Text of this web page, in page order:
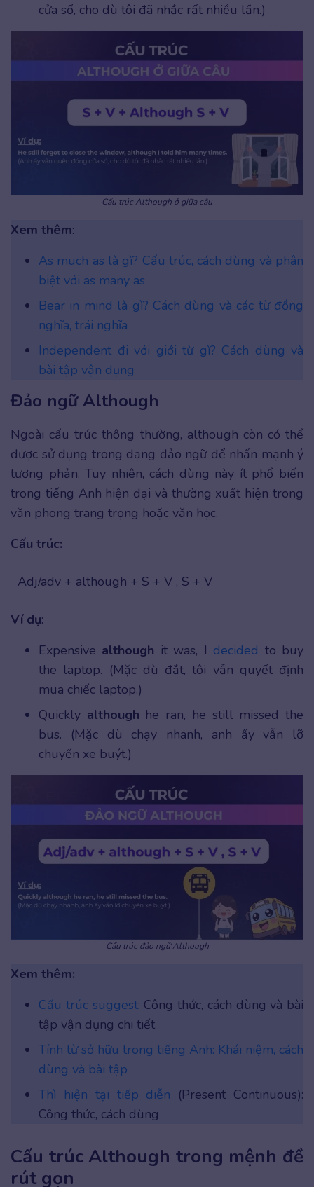
cửa sổ, cho dù tôi đã nhắc rất nhiều lần.)
Cấu trúc Although ở giữa câu
Xem thêm:
As much as là gì? Cấu trúc, cách dùng và phân
biệt với as many as
Bear in mind là gì? Cách dùng và các từ đồng
nghĩa, trái nghĩa
Independent đi với giới từ gì? Cách dùng và
bài tập vận dụng
Đảo ngữ Although
Ngoài cấu trúc thông thường, although còn có thể
được sử dụng trong dạng đảo ngữ để nhấn mạnh ý
tương phản. Tuy nhiên, cách dùng này ít phổ biến
trong tiếng Anh hiện đại và thường xuất hiện trong
văn phong trang trọng hoặc văn học.
Cấu trúc:
Adj/adv + although + S + V , S + V
Ví dụ:
Expensive although it was, I decided to buy
the laptop. (Mặc dù đắt, tôi vẫn quyết định
mua chiếc laptop.)
Quickly although he ran, he still missed the
bus. (Mặc dù chạy nhanh, anh ấy vẫn lỡ
chuyến xe buýt.)
Cấu trúc đảo ngữ Although
Xem thêm:
Cấu trúc suggest: Công thức, cách dùng và bài
tập vận dụng chi tiết
Tính từ sở hữu trong tiếng Anh: Khái niệm, cách
dùng và bài tập
Thì hiện tại tiếp diễn (Present Continuous):
Công thức, cách dùng
Cấu trúc Although trong mệnh đề
rút gọn